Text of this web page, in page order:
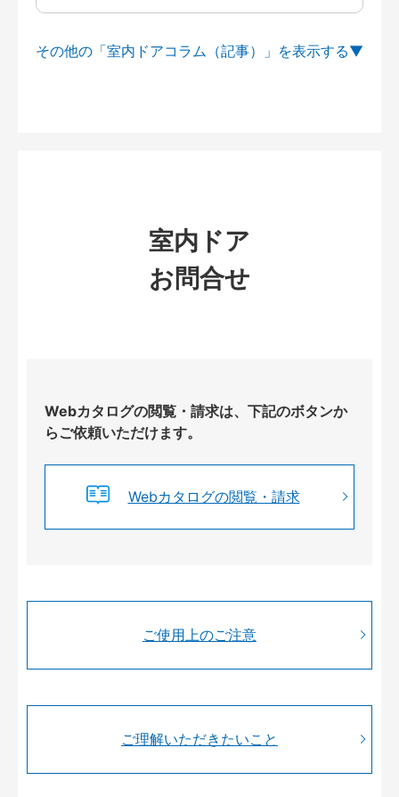
その他の「室内ドアコラム（記事）」を
室内ドア
お問合せ
Webカタログの閲覧・請求は、下記のボタンか
らご依頼いただけます。
Webカタログの閲覧・請求
ご使用上のご注意
ご理解いただきたいこと